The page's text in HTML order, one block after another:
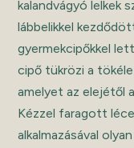
kalandvágyó lelkek
lábbelikkel
gyermekcipőkkel
cipő tükrözi a
amelyet az elejétől
Kézzel faragott
alkalmazásával